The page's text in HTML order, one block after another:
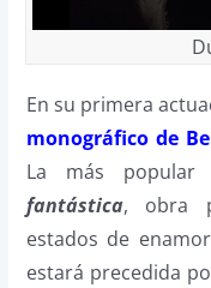
En su primera
monográfico de
La más
fantástica, obra
estados de
estará precedida